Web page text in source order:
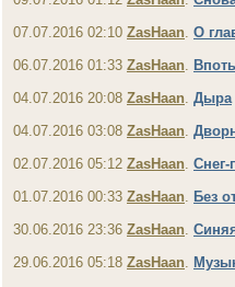
07.07.2016 02:10 ZasHaan. О
06.07.2016 01:33 ZasHaan.
04.07.2016 20:08 ZasHaan. Дыра
04.07.2016 03:08 ZasHaan.
02.07.2016 05:12 ZasHaan. Снег-
01.07.2016 00:33 ZasHaan. Без
30.06.2016 23:36 ZasHaan.
29.06.2016 05:18 ZasHaan.